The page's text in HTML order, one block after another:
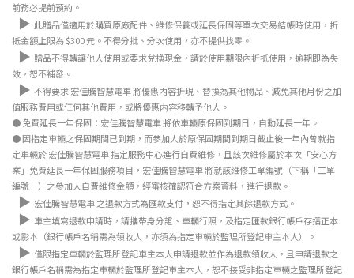
前務必提前預約。
▶ 此贈品僅適用於購買原廠配件、維修保養或延長保固等單次交易結帳時使用，折
抵金額上限為 $300 元。不得分批、分次使用，亦不提供找零。
▶ 贈品不得轉讓他人使用或要求兌換現金，請於使用期限內折抵使用，逾期即為失
效，恕不補發。
▶ 不得要求 宏佳騰智慧電車 將優惠內容折現、替換為其他物品、減免其他月份之加
值服務費用或任何其他費用，或將優惠内容移轉予他人。
●免費延長一年保固：宏佳騰智慧電車 將依車輛原保固到期日，自動延長一年。
●因指定車輛之保固期間已到期，而參加人於原保固期間到期日截止後一年內曾就指
定車輛於 宏佳騰智慧電車 指定服務中心進行自費維修，且該次維修屬於本次「安心方
案」免費延長一年保固服務項目，宏佳騰智慧電車 將就該維修工單編號（下稱「工單
編號」）之參加人自費維修金額，經審核確認符合方案資料，進行退款。
▶ 宏佳騰智慧電車 之退款方式為匯款支付，恕不得指定其餘退款方式。
▶ 車主填寫退款申請時，請攜帶身分證、車輛行照，及指定匯款銀行帳戶存摺正本
或影本（銀行帳戶名稱需為領收人，亦須為指定車輛於監理所登記車主本人）。
▶ 僅限指定車輛於監理所登記車主本人申請退款並作為退款領收人，且申請退款之
銀行帳戶名稱需為指定車輛於監理所登記車主本人，恕不接受非指定車輛之監理所登記